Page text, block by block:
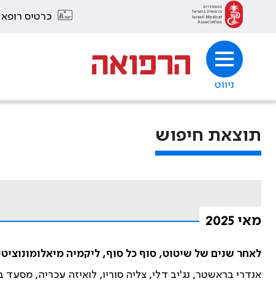
כרטיס
ניווט
תוצאת חיפוש
מאי 2025
לאחר שנים של שיטוט, סוף כל סוף, ליקמיה
אנדרי בראשטר, נג'יב דלי, צליה סוריו, לואיזה עכריה, מסעד